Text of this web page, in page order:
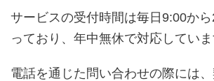
サービスの受付時間は毎日9:00か
っており、年中無休で対応していま
電話を通じた問い合わせの際には